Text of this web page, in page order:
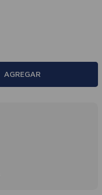
AGREGAR